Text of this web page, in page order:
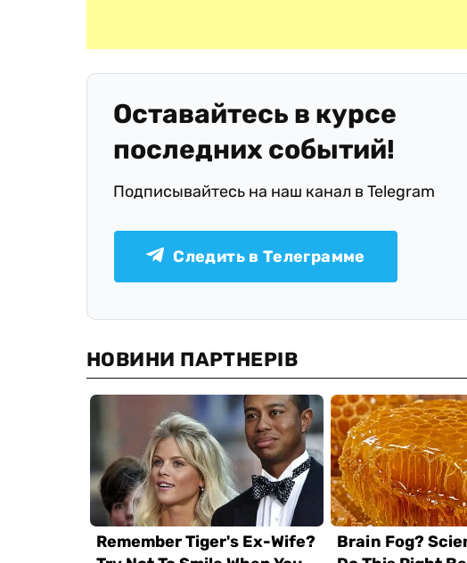
Оставайтесь в курсе
последних событий!
Подписывайтесь на наш канал в Telegram
Следить в Телеграмме